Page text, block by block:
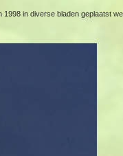
in diverse bladen geplaatst